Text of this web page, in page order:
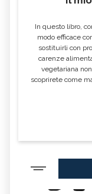
In questo libro,
modo efficace
sostituirli con
carenze
vegetariana
scoprirete come